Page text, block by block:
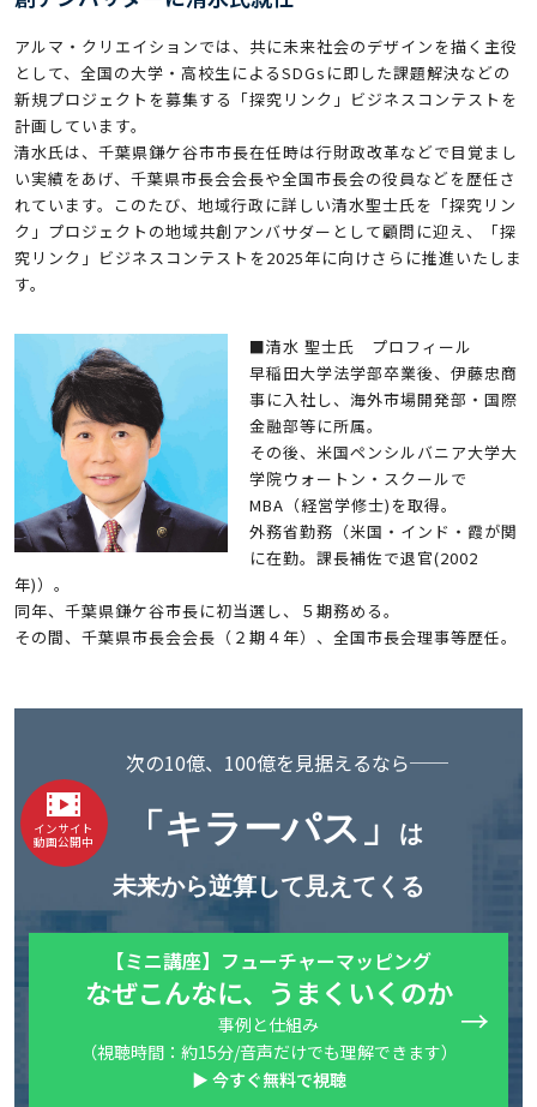
アルマ・クリエイションでは、共に未来社会のデザインを描く主役
として、全国の大学・高校生によるSDGsに即した課題解決などの
新規プロジェクトを募集する「探究リンク」ビジネスコンテストを
計画しています。
清水氏は、千葉県鎌ケ谷市市長在任時は行財政改革などで目覚まし
い実績をあげ、千葉県市長会会長や全国市長会の役員などを歴任さ
れています。このたび、地域行政に詳しい清水聖士氏を「探究リン
ク」プロジェクトの地域共創アンバサダーとして顧問に迎え、「探
究リンク」ビジネスコンテストを2025年に向けさらに推進いたしま
す。
■清水 聖士氏 プロフィール
早稲田大学法学部卒業後、伊藤忠商
事に入社し、海外市場開発部・国際
金融部等に所属。
その後、米国ペンシルバニア大学大
学院ウォートン・スクールで
MBA（経営学修士)を取得。
外務省勤務（米国・インド・霞が関
に在勤。課長補佐で退官(2002
年)）。
同年、千葉県鎌ケ谷市長に初当選し、５期務める。
その間、千葉県市長会会長（２期４年）、全国市長会理事等歴任。
インサイト
動画公開中
次の10億、100億を見据えるなら──
「キラーパス」
は
未来から逆算して見えてくる
【ミニ講座】フューチャーマッピング
なぜこんなに、うまくいくのか
事例と仕組み
（視聴時間：約15分/音声だけでも理解できます）
▶ 今すぐ無料で視聴